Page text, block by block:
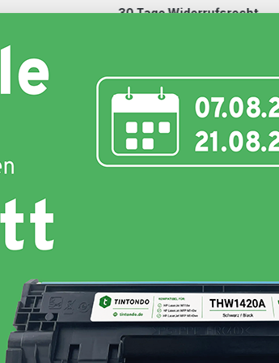
30 Tage Widerrufsrecht
Toner
laserjet pro 4202